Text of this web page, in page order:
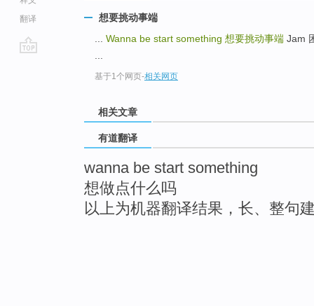
翻译
想要挑动事端
Wanna be start something 想要挑动事端 Jam
基于1个网页-相关网页
相关文章
有道翻译
wanna be start something
想做点什么吗
以上为机器翻译结果，长、整句